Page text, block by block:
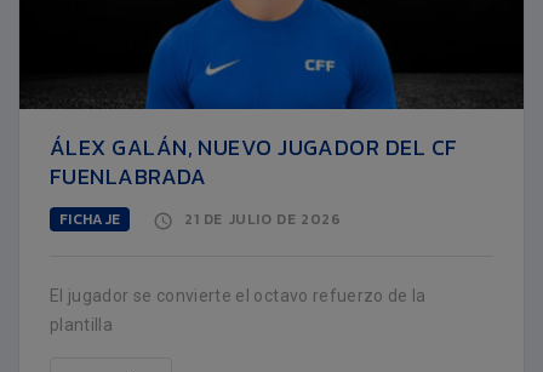
ÁLEX GALÁN, NUEVO JUGADOR DEL CF
FUENLABRADA
FICHAJE 21 DE JULIO DE 2026
El jugador se convierte el octavo refuerzo de la
plantilla